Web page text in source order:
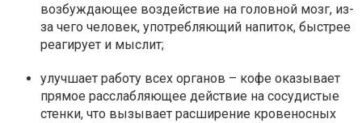
возбуждающее воздействие на головной мозг, из-
за чего человек, употребляющий напиток, быстрее
реагирует и мыслит;
улучшает работу всех органов – кофе оказывает
прямое расслабляющее действие на сосудистые
стенки, что вызывает расширение кровеносных